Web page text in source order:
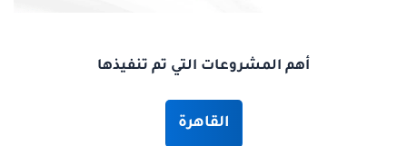
أهم المشروعات التي تم تنفيذها
القاهرة